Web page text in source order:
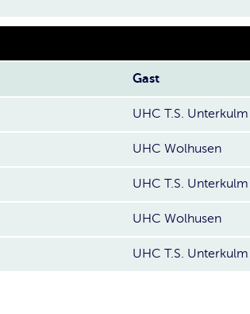
Gast
UHC T.S. Unterkulm
UHC Wolhusen
UHC T.S. Unterkulm
UHC Wolhusen
UHC T.S. Unterkulm